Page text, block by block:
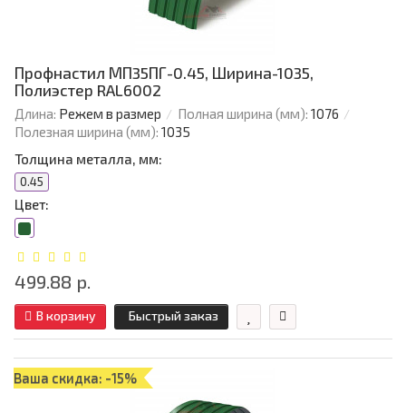
Профнастил МП35ПГ-0.45, Ширина-1035,
Полиэстер RAL6002
Длина: Режем в размер Полная ширина (мм): 1076
Полезная ширина (мм): 1035
Толщина металла, мм:
0.45
Цвет:
499.88 р.
В корзину Быстрый заказ
Ваша скидка: -15%